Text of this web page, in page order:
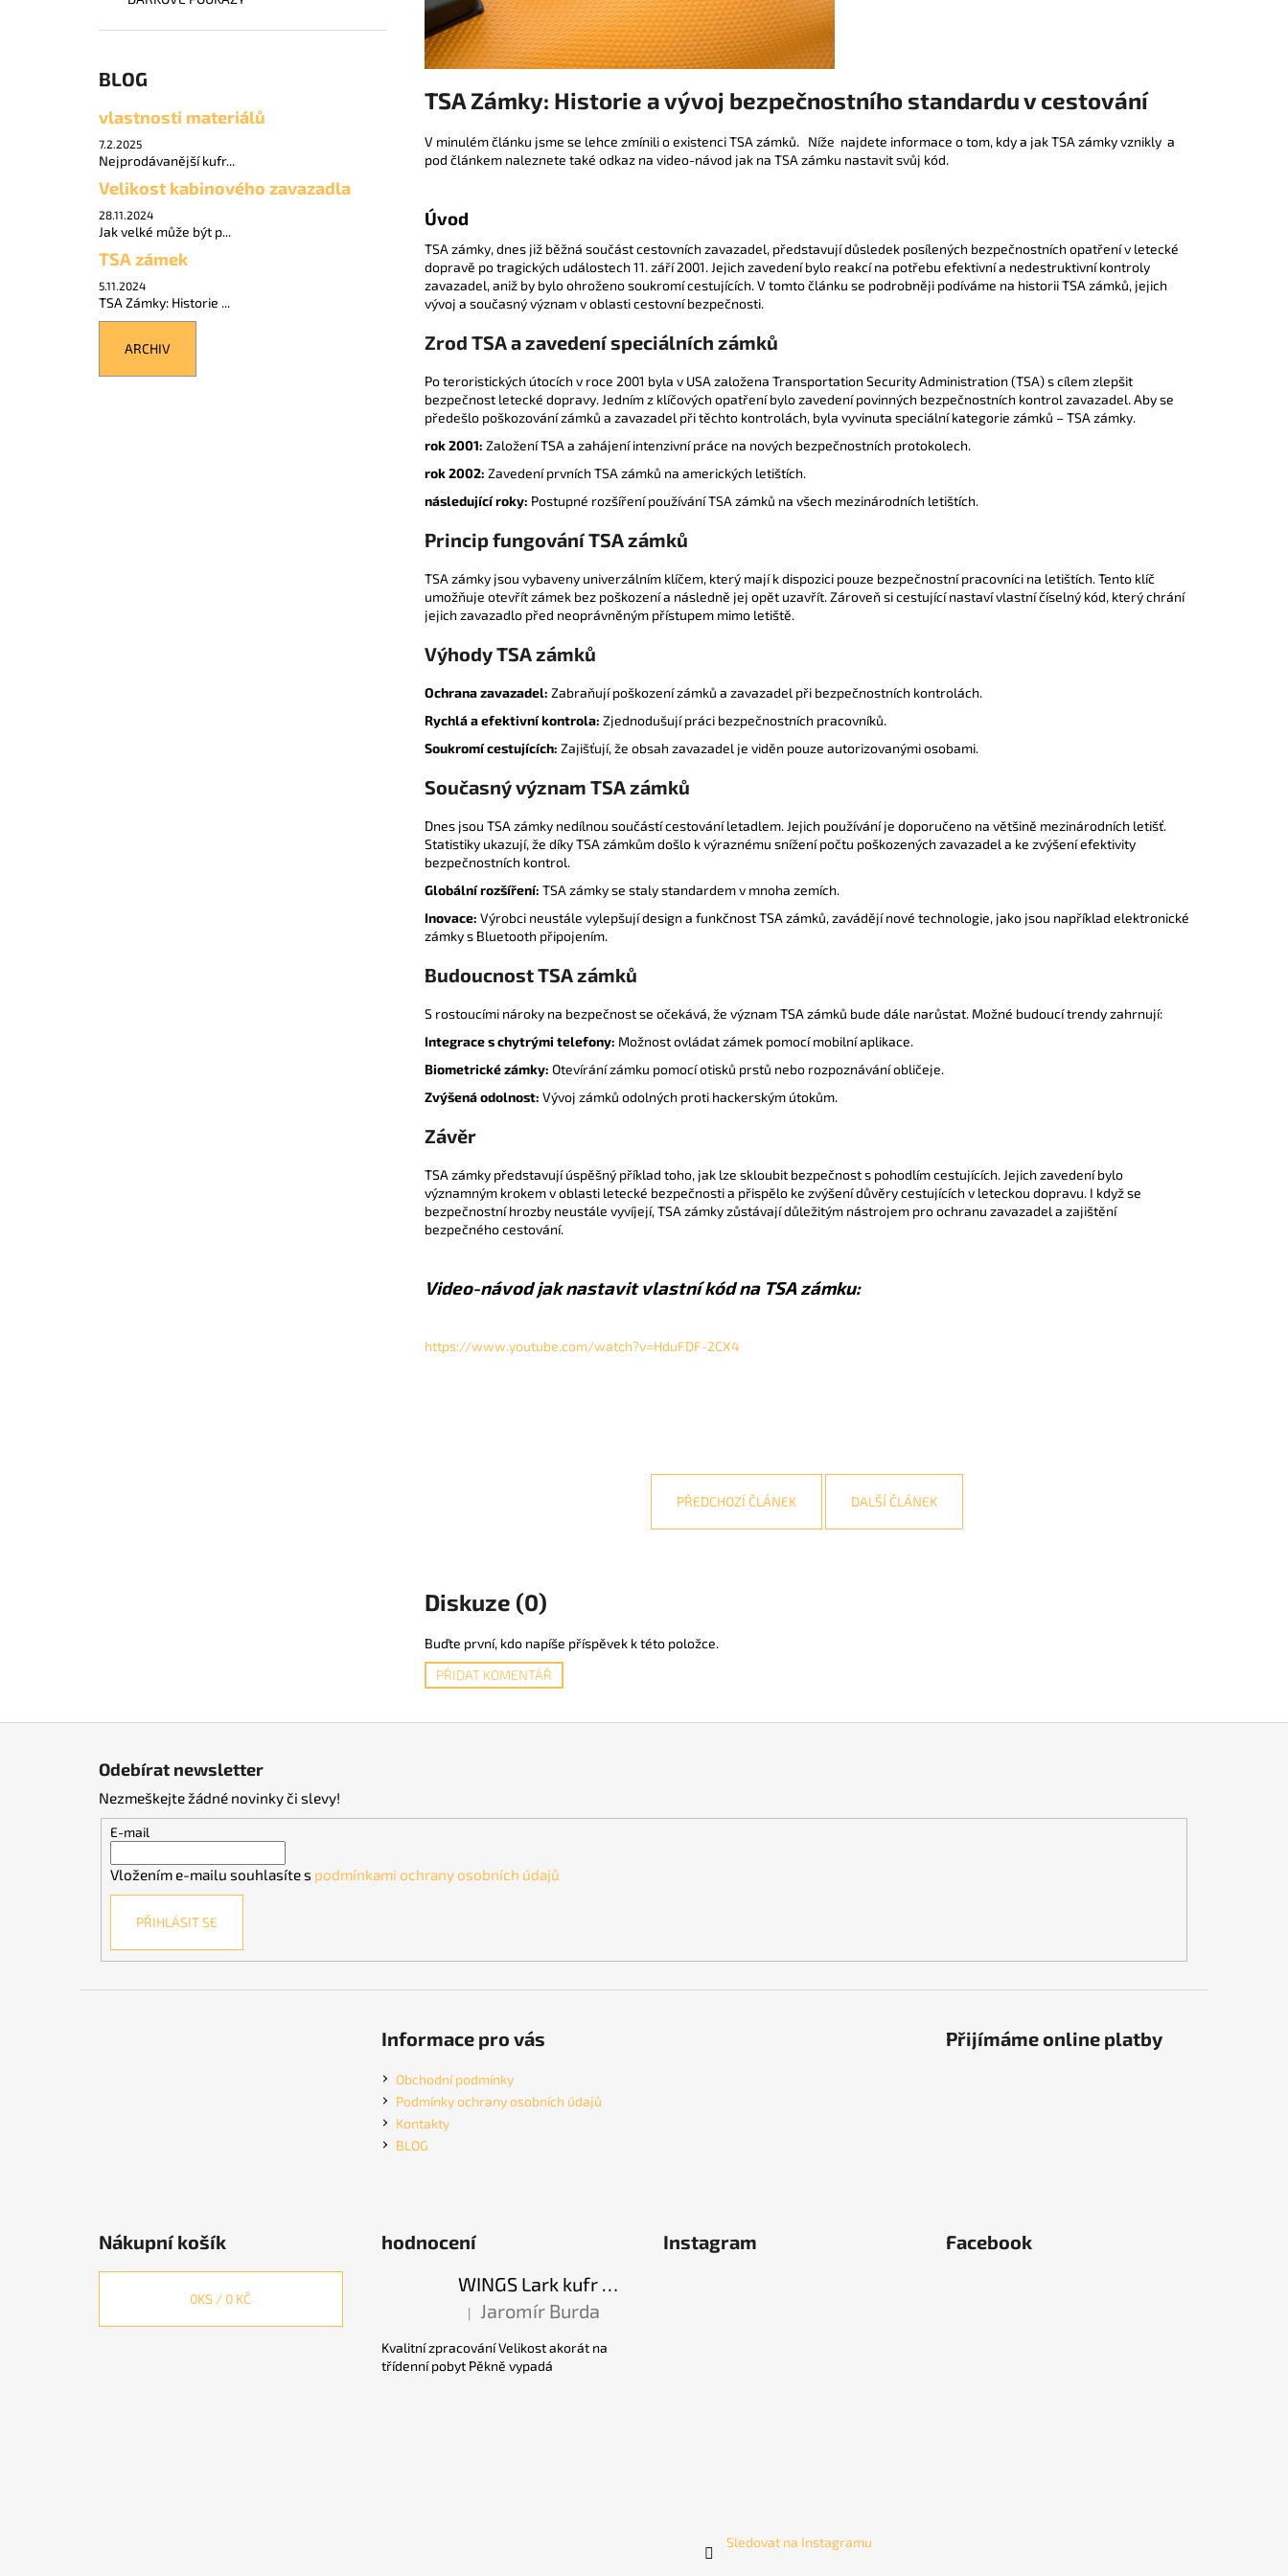
BLOG
vlastnosti materiálů
7.2.2025
Nejprodávanější kufr...
Velikost kabinového zavazadla
28.11.2024
Jak velké může být p...
TSA zámek
5.11.2024
TSA Zámky: Historie ...
ARCHIV
TSA Zámky: Historie a vývoj bezpečnostního standardu v cestování
V minulém článku jsme se lehce zmínili o existenci TSA zámků. Níže najdete informace o tom, kdy a jak TSA zámky vznikly a
pod článkem naleznete také odkaz na video-návod jak na TSA zámku nastavit svůj kód.
Úvod
TSA zámky, dnes již běžná součást cestovních zavazadel, představují důsledek posílených bezpečnostních opatření v letecké
dopravě po tragických událostech 11. září 2001. Jejich zavedení bylo reakcí na potřebu efektivní a nedestruktivní kontroly
zavazadel, aniž by bylo ohroženo soukromí cestujících. V tomto článku se podrobněji podíváme na historii TSA zámků, jejich
vývoj a současný význam v oblasti cestovní bezpečnosti.
Zrod TSA a zavedení speciálních zámků
Po teroristických útocích v roce 2001 byla v USA založena Transportation Security Administration (TSA) s cílem zlepšit
bezpečnost letecké dopravy. Jedním z klíčových opatření bylo zavedení povinných bezpečnostních kontrol zavazadel. Aby se
předešlo poškozování zámků a zavazadel při těchto kontrolách, byla vyvinuta speciální kategorie zámků – TSA zámky.
rok 2001: Založení TSA a zahájení intenzivní práce na nových bezpečnostních protokolech.
rok 2002: Zavedení prvních TSA zámků na amerických letištích.
následující roky: Postupné rozšíření používání TSA zámků na všech mezinárodních letištích.
Princip fungování TSA zámků
TSA zámky jsou vybaveny univerzálním klíčem, který mají k dispozici pouze bezpečnostní pracovníci na letištích. Tento klíč
umožňuje otevřít zámek bez poškození a následně jej opět uzavřít. Zároveň si cestující nastaví vlastní číselný kód, který chrání
jejich zavazadlo před neoprávněným přístupem mimo letiště.
Výhody TSA zámků
Ochrana zavazadel: Zabraňují poškození zámků a zavazadel při bezpečnostních kontrolách.
Rychlá a efektivní kontrola: Zjednodušují práci bezpečnostních pracovníků.
Soukromí cestujících: Zajišťují, že obsah zavazadel je viděn pouze autorizovanými osobami.
Současný význam TSA zámků
Dnes jsou TSA zámky nedílnou součástí cestování letadlem. Jejich používání je doporučeno na většině mezinárodních letišť.
Statistiky ukazují, že díky TSA zámkům došlo k výraznému snížení počtu poškozených zavazadel a ke zvýšení efektivity
bezpečnostních kontrol.
Globální rozšíření: TSA zámky se staly standardem v mnoha zemích.
Inovace: Výrobci neustále vylepšují design a funkčnost TSA zámků, zavádějí nové technologie, jako jsou například elektronické
zámky s Bluetooth připojením.
Budoucnost TSA zámků
S rostoucími nároky na bezpečnost se očekává, že význam TSA zámků bude dále narůstat. Možné budoucí trendy zahrnují:
Integrace s chytrými telefony: Možnost ovládat zámek pomocí mobilní aplikace.
Biometrické zámky: Otevírání zámku pomocí otisků prstů nebo rozpoznávání obličeje.
Zvýšená odolnost: Vývoj zámků odolných proti hackerským útokům.
Závěr
TSA zámky představují úspěšný příklad toho, jak lze skloubit bezpečnost s pohodlím cestujících. Jejich zavedení bylo
významným krokem v oblasti letecké bezpečnosti a přispělo ke zvýšení důvěry cestujících v leteckou dopravu. I když se
bezpečnostní hrozby neustále vyvíjejí, TSA zámky zůstávají důležitým nástrojem pro ochranu zavazadel a zajištění
bezpečného cestování.
Video-návod jak nastavit vlastní kód na TSA zámku:
https://www.youtube.com/watch?v=HduFDF-2CX4
PŘEDCHOZÍ ČLÁNEK DALŠÍ ČLÁNEK
Diskuze (0)
Buďte první, kdo napíše příspěvek k této položce.
PŘIDAT KOMENTÁŘ
WINGS AFRICAN EAGLE KUFR M - BLACK
RGL MIAMI KUFR L - BLUE 91 L
1 425 Kč
WINGS SEA EAGLE KUFR S - RED 38 L
990 Kč
Odebírat newsletter
Nezmeškejte žádné novinky či slevy!
E-mail
Vložením e-mailu souhlasíte s podmínkami ochrany osobních údajů
PŘIHLÁSIT SE
Informace pro vás
Obchodní podmínky
Podmínky ochrany osobních údajů
Kontakty
BLOG
Přijímáme online platby
Nákupní košík
0KS / 0 KČ
hodnocení
WINGS Lark kufr S - Black 38 l
Hodnocení produktu je 5 z 5 hvězdiček.
| Jaromír Burda
Kvalitní zpracování Velikost akorát na
třídenní pobyt Pěkně vypadá
Instagram
Sledovat na Instagramu
Facebook